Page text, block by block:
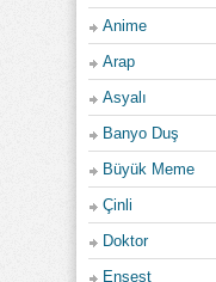
Anime
Arap
Asyalı
Banyo Duş
Büyük Meme
Çinli
Doktor
Ensest